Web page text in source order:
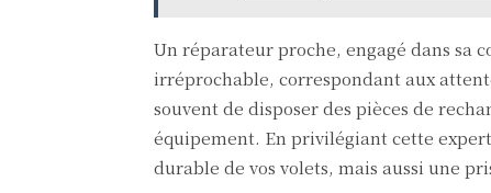
Un réparateur proche, engagé dans
irréprochable, correspondant aux
souvent de disposer des pièces de
équipement. En privilégiant cette
durable de vos volets, mais aussi une